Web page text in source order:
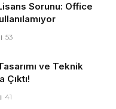
Sorunu: Office
53
ve Teknik
Çıktı!
41